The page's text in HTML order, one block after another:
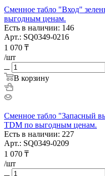
Сменное табло "Вход"
выгодным ценам.
Есть в наличии: 146
Арт.: SQ0349-0216
1 070 ₸
/шт
В корзину
Сменное табло "Запасный
TDM по выгодным ценам.
Есть в наличии: 227
Арт.: SQ0349-0209
1 070 ₸
/шт